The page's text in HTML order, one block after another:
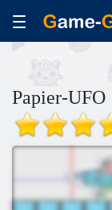
Papier-UFO